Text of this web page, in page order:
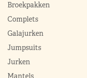
Broekpakken
Complets
Galajurken
Jumpsuits
Jurken
Mantels